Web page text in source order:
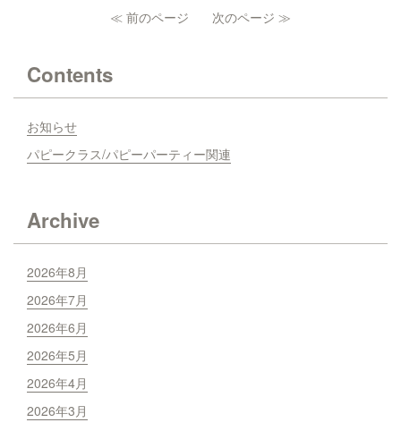
≪ 前のページ 次のページ ≫
Contents
お知らせ
パピークラス/パピーパーティー関連
Archive
2026年8月
2026年7月
2026年6月
2026年5月
2026年4月
2026年3月